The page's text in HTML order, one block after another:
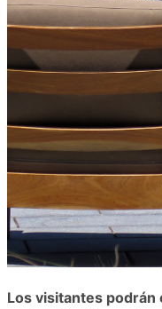
Los visitantes podrán